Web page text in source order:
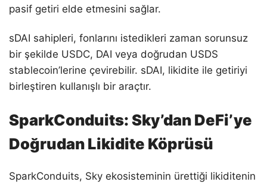
pasif getiri elde etmesini sağlar.
sDAI sahipleri, fonlarını istedikleri zaman sorunsuz
bir şekilde USDC, DAI veya doğrudan USDS
stablecoin’lerine çevirebilir. sDAI, likidite ile getiriyi
birleştiren kullanışlı bir araçtır.
SparkConduits: Sky’dan DeFi’ye
Doğrudan Likidite Köprüsü
SparkConduits, Sky ekosisteminin ürettiği likiditenin